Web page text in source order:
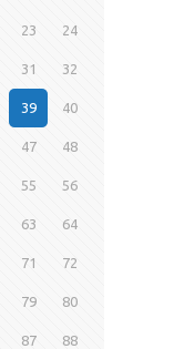
23 24
31 32
39 40
47 48
55 56
63 64
71 72
79 80
87 88